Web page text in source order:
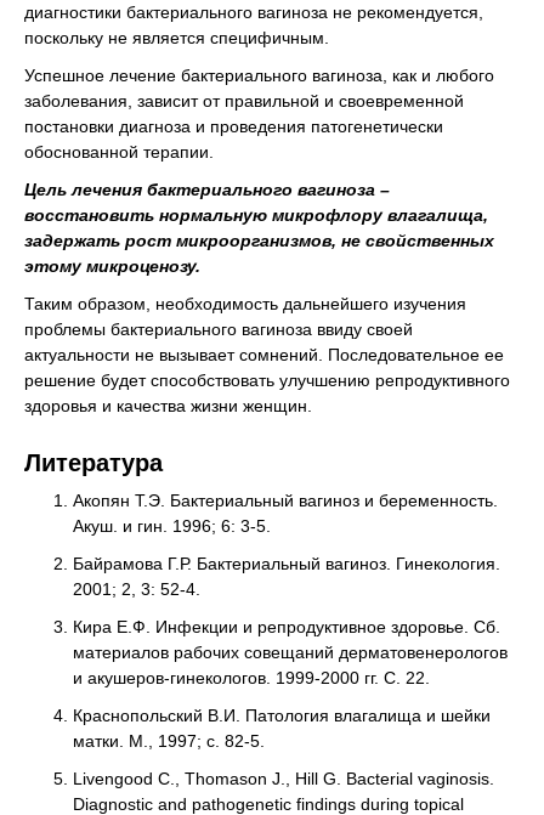
диагностики бактериального вагиноза не рекомендуется,
поскольку не является специфичным.
Успешное лечение бактериального вагиноза, как и любого
заболевания, зависит от правильной и своевременной
постановки диагноза и проведения патогенетически
обоснованной терапии.
Цель лечения бактериального вагиноза –
восстановить нормальную микрофлору влагалища,
задержать рост микроорганизмов, не свойственных
этому микроценозу.
Таким образом, необходимость дальнейшего изучения
проблемы бактериального вагиноза ввиду своей
актуальности не вызывает сомнений. Последовательное ее
решение будет способствовать улучшению репродуктивного
здоровья и качества жизни женщин.
Литература
Акопян Т.Э. Бактериальный вагиноз и беременность.
Акуш. и гин. 1996; 6: 3-5.
Байрамова Г.Р. Бактериальный вагиноз. Гинекология.
2001; 2, 3: 52-4.
Кира Е.Ф. Инфекции и репродуктивное здоровье. Сб.
материалов рабочих совещаний дерматовенерологов
и акушеров-гинекологов. 1999-2000 гг. С. 22.
Краснопольский В.И. Патология влагалища и шейки
матки. М., 1997; с. 82-5.
Livengood C., Thomason J., Hill G. Bacterial vaginosis.
Diagnostic and pathogenetic findings during topical